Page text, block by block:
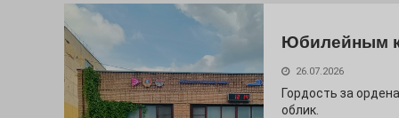
Юбилейным
26.07.2026
Гордость за
облик.